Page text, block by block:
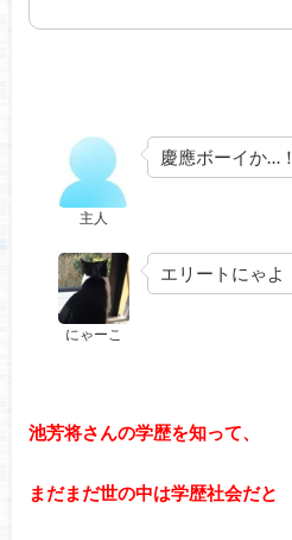
主人
慶應ボーイか…！
にゃーこ
エリートにゃよ
池芳将さんの学歴を知って、
まだまだ世の中は学歴社会だと